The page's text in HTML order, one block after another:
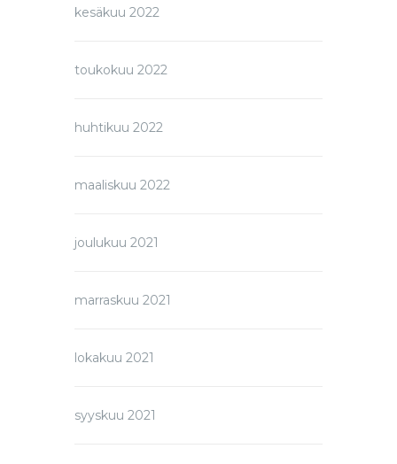
kesäkuu 2022
toukokuu 2022
huhtikuu 2022
maaliskuu 2022
joulukuu 2021
marraskuu 2021
lokakuu 2021
syyskuu 2021